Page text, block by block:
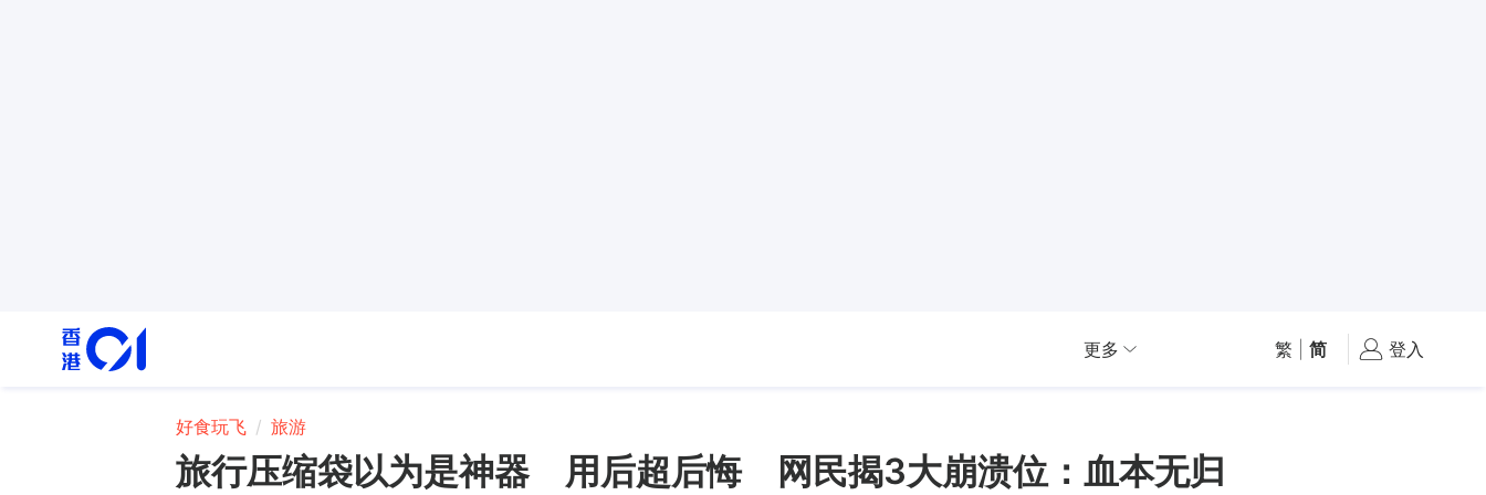
更多 繁 简 登入
好食玩飞 旅游
旅行压缩袋以为是神器 用后超后悔 网民揭3大崩溃位：血本无归